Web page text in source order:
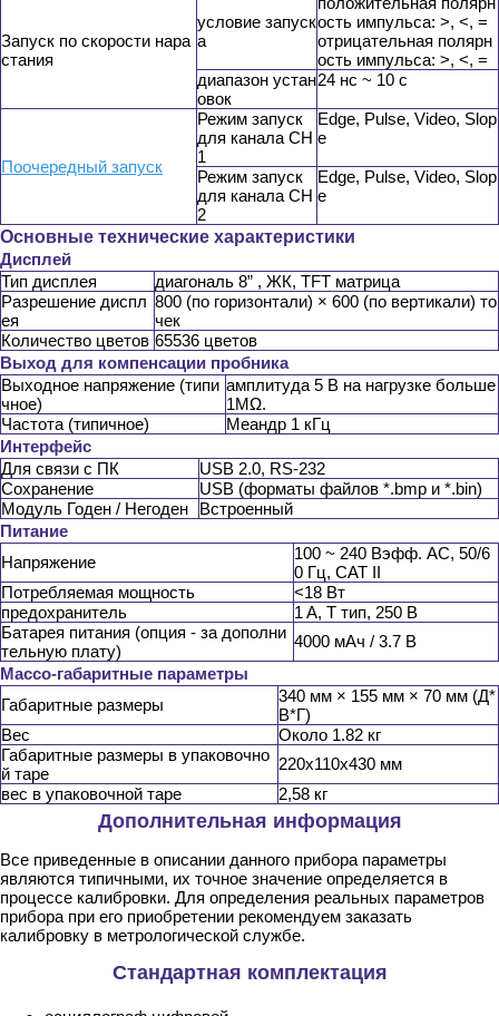
Запуск по скорости нара
стания
условие запуск
а
ость импульса: >, <, =
отрицательная полярн
ость импульса: >, <, =
диапазон устан
овок
24 нс ~ 10 с
Поочередный запуск
Режим запуск
для канала CH
1
Edge, Pulse, Video, Slop
e
Режим запуск
для канала CH
2
Edge, Pulse, Video, Slop
e
Основные технические характеристики
Дисплей
Тип дисплея
диагональ 8” , ЖК, TFT матрица
Разрешение диспл
ея
800 (по горизонтали) × 600 (по вертикали) то
чек
Количество цветов 65536 цветов
Выход для компенсации пробника
Выходное напряжение (типи
чное)
амплитуда 5 В на нагрузке больше
1MΩ.
Частота (типичное)
Меандр 1 кГц
Интерфейс
Для связи с ПК
USB 2.0, RS-232
Сохранение
USB (форматы файлов *.bmp и *.bin)
Модуль Годен / Негоден
Встроенный
Питание
Напряжение
100 ~ 240 Вэфф. AC, 50/6
0 Гц, CAT II
Потребляемая мощность
<18 Вт
предохранитель
1 A, T тип, 250 В
Батарея питания (опция - за дополни
тельную плату)
4000 мАч / 3.7 В
Массо-габаритные параметры
Габаритные размеры
340 мм × 155 мм × 70 мм (Д*
В*Г)
Вес
Около 1.82 кг
Габаритные размеры в упаковочно
й таре
220х110х430 мм
вес в упаковочной таре
2,58 кг
Дополнительная информация
Все приведенные в описании данного прибора параметры
являются типичными, их точное значение определяется в
процессе калибровки. Для определения реальных параметров
прибора при его приобретении рекомендуем заказать
калибровку в метрологической службе.
Стандартная комплектация